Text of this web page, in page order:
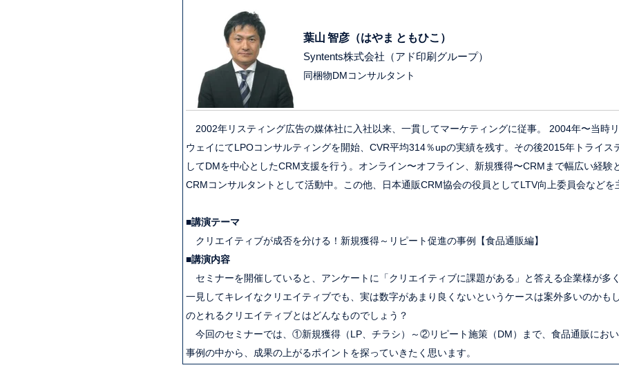
葉山 智彦（はやま ともひこ）
Syntents株式会社（アド印刷グループ）
同梱物DMコンサルタント
2002年リスティング広告の媒体社に入社以来、一貫してマーケティングに従事。 2004年〜当時
ウェイにてLPOコンサルティングを開始、CVR平均314％upの実績を残す。その後2015年トライス
してDMを中心としたCRM支援を行う。オンライン〜オフライン、新規獲得〜CRMまで幅広い経験
CRMコンサルタントとして活動中。この他、日本通販CRM協会の役員としてLTV向上委員会などを
■講演テーマ
クリエイティブが成否を分ける！新規獲得～リピート促進の事例【食品通販編】
■講演内容
セミナーを開催していると、アンケートに「クリエイティブに課題がある」と答える企業様が多
一見してキレイなクリエイティブでも、実は数字があまり良くないというケースは案外多いのかも
のとれるクリエイティブとはどんなものでしょう？
今回のセミナーでは、①新規獲得（LP、チラシ）～②リピート施策（DM）まで、食品通販にお
事例の中から、成果の上がるポイントを探っていきたく思います。